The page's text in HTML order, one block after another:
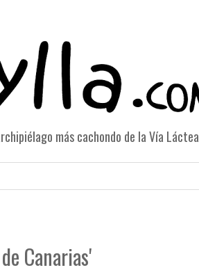
más cachondo de la Vía Láctea
Canarias'